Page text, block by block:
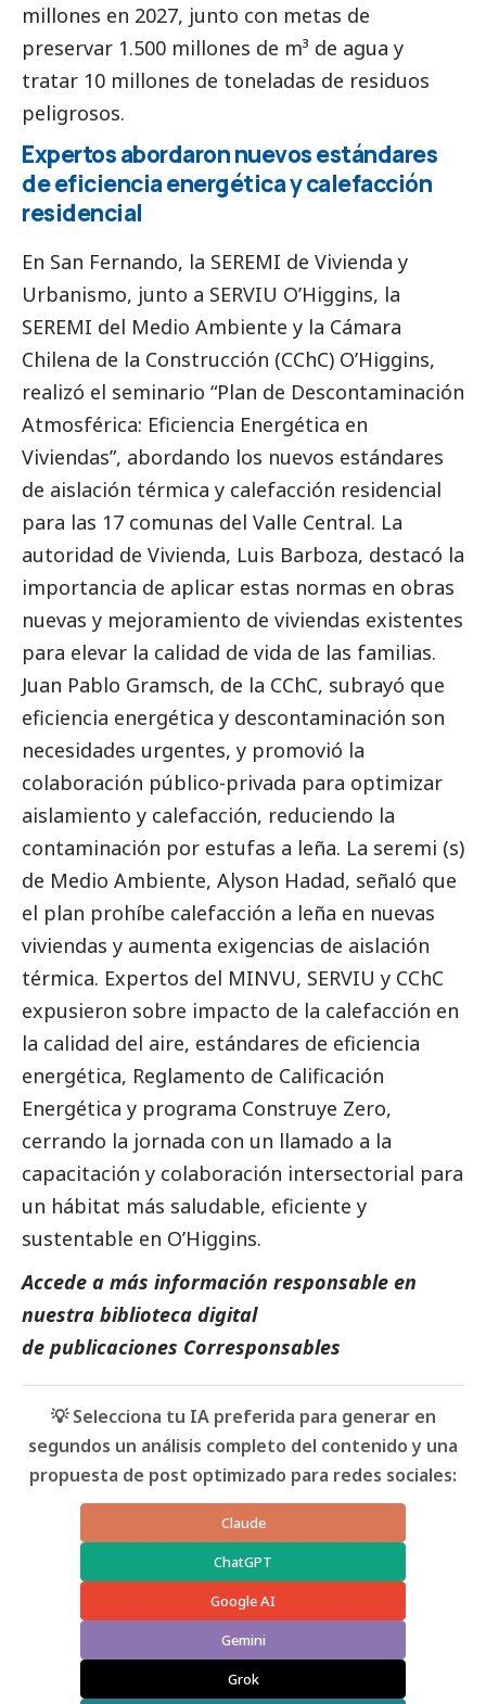
millones en 2027, junto con metas de
preservar 1.500 millones de m³ de agua y
tratar 10 millones de toneladas de residuos
peligrosos.
Expertos abordaron nuevos estándares
de eficiencia energética y calefacción
residencial
En San Fernando, la SEREMI de Vivienda y
Urbanismo, junto a SERVIU O’Higgins, la
SEREMI del Medio Ambiente y la Cámara
Chilena de la Construcción (CChC) O’Higgins,
realizó el seminario “Plan de Descontaminación
Atmosférica: Eficiencia Energética en
Viviendas”, abordando los nuevos estándares
de aislación térmica y calefacción residencial
para las 17 comunas del Valle Central. La
autoridad de Vivienda, Luis Barboza, destacó la
importancia de aplicar estas normas en obras
nuevas y mejoramiento de viviendas existentes
para elevar la calidad de vida de las familias.
Juan Pablo Gramsch, de la CChC, subrayó que
eficiencia energética y descontaminación son
necesidades urgentes, y promovió la
colaboración público-privada para optimizar
aislamiento y calefacción, reduciendo la
contaminación por estufas a leña. La seremi (s)
de Medio Ambiente, Alyson Hadad, señaló que
el plan prohíbe calefacción a leña en nuevas
viviendas y aumenta exigencias de aislación
térmica. Expertos del MINVU, SERVIU y CChC
expusieron sobre impacto de la calefacción en
la calidad del aire, estándares de eficiencia
energética, Reglamento de Calificación
Energética y programa Construye Zero,
cerrando la jornada con un llamado a la
capacitación y colaboración intersectorial para
un hábitat más saludable, eficiente y
sustentable en O’Higgins.
Accede a más información responsable en
nuestra biblioteca digital
de publicaciones Corresponsables
💡 Selecciona tu IA preferida para generar en
segundos un análisis completo del contenido y una
propuesta de post optimizado para redes sociales:
Claude
ChatGPT
Google AI
Gemini
Grok